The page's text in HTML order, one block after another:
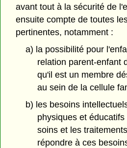
avant tout à la sécurité de
ensuite compte de toutes
pertinentes, notamment :
a) la possibilité pour
relation parent-enfant
qu'il est un membre
au sein de la cellule
b) les besoins
physiques et
soins et les
répondre à ces